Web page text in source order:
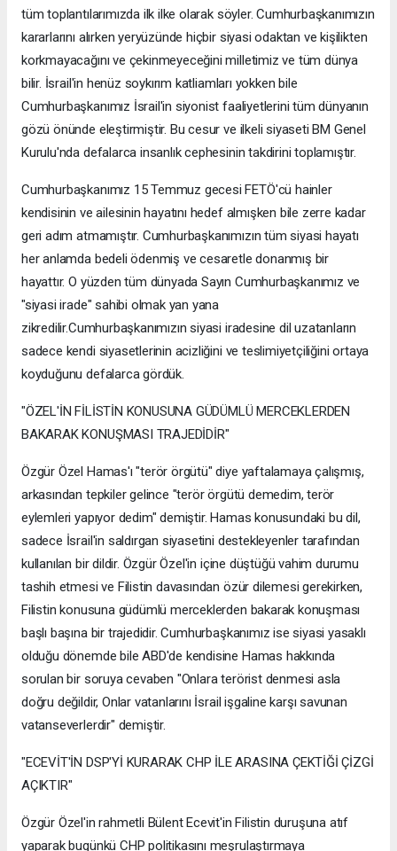
tüm toplantılarımızda ilk ilke olarak söyler. Cumhurbaşkanımızın
kararlarını alırken yeryüzünde hiçbir siyasi odaktan ve kişilikten
korkmayacağını ve çekinmeyeceğini milletimiz ve tüm dünya
bilir. İsrail'in henüz soykırım katliamları yokken bile
Cumhurbaşkanımız İsrail'in siyonist faaliyetlerini tüm dünyanın
gözü önünde eleştirmiştir. Bu cesur ve ilkeli siyaseti BM Genel
Kurulu'nda defalarca insanlık cephesinin takdirini toplamıştır.
Cumhurbaşkanımız 15 Temmuz gecesi FETÖ'cü hainler
kendisinin ve ailesinin hayatını hedef almışken bile zerre kadar
geri adım atmamıştır. Cumhurbaşkanımızın tüm siyasi hayatı
her anlamda bedeli ödenmiş ve cesaretle donanmış bir
hayattır. O yüzden tüm dünyada Sayın Cumhurbaşkanımız ve
"siyasi irade" sahibi olmak yan yana
zikredilir.Cumhurbaşkanımızın siyasi iradesine dil uzatanların
sadece kendi siyasetlerinin acizliğini ve teslimiyetçiliğini ortaya
koyduğunu defalarca gördük.
"ÖZEL'İN FİLİSTİN KONUSUNA GÜDÜMLÜ MERCEKLERDEN
BAKARAK KONUŞMASI TRAJEDİDİR"
Özgür Özel Hamas'ı "terör örgütü" diye yaftalamaya çalışmış,
arkasından tepkiler gelince "terör örgütü demedim, terör
eylemleri yapıyor dedim" demiştir. Hamas konusundaki bu dil,
sadece İsrail'in saldırgan siyasetini destekleyenler tarafından
kullanılan bir dildir. Özgür Özel'in içine düştüğü vahim durumu
tashih etmesi ve Filistin davasından özür dilemesi gerekirken,
Filistin konusuna güdümlü merceklerden bakarak konuşması
başlı başına bir trajedidir. Cumhurbaşkanımız ise siyasi yasaklı
olduğu dönemde bile ABD'de kendisine Hamas hakkında
sorulan bir soruya cevaben "Onlara terörist denmesi asla
doğru değildir, Onlar vatanlarını İsrail işgaline karşı savunan
vatanseverlerdir" demiştir.
"ECEVİT'İN DSP'Yİ KURARAK CHP İLE ARASINA ÇEKTİĞİ ÇİZGİ
AÇIKTIR"
Özgür Özel'in rahmetli Bülent Ecevit'in Filistin duruşuna atıf
yaparak bugünkü CHP politikasını meşrulaştırmaya